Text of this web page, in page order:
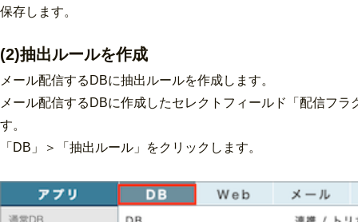
保存します。
(2)抽出ルールを作成
メール配信するDBに抽出ルールを作成します。
メール配信するDBに作成したセレクトフィールド「配信フ
す。
「DB」＞「抽出ルール」をクリックします。